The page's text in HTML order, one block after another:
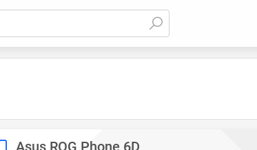
Asus ROG Phone 6D